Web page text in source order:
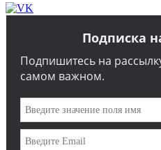
Подписка
Подпишитесь на
самом важном.